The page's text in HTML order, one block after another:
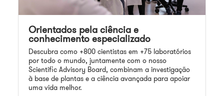
Orientados pela ciência e
conhecimento especializado
Descubra como +800 cientistas em +75 laboratórios
por todo o mundo, juntamente com o nosso
Scientific Advisory Board, combinam a investigação
à base de plantas e a ciência avançada para apoiar
uma vida melhor.